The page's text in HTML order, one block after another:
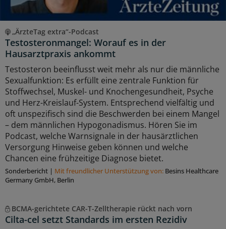
„ÄrzteTag extra“-Podcast
Testosteronmangel: Worauf es in der
Hausarztpraxis ankommt
Testosteron beeinflusst weit mehr als nur die männliche
Sexualfunktion: Es erfüllt eine zentrale Funktion für
Stoffwechsel, Muskel- und Knochengesundheit, Psyche
und Herz-Kreislauf-System. Entsprechend vielfältig und
oft unspezifisch sind die Beschwerden bei einem Mangel
– dem männlichen Hypogonadismus. Hören Sie im
Podcast, welche Warnsignale in der hausärztlichen
Versorgung Hinweise geben können und welche
Chancen eine frühzeitige Diagnose bietet.
Sonderbericht | Mit freundlicher Unterstützung von: Besins Healthcare
Germany GmbH, Berlin
BCMA-gerichtete CAR-T-Zelltherapie rückt nach vorn
Cilta-cel setzt Standards im ersten Rezidiv